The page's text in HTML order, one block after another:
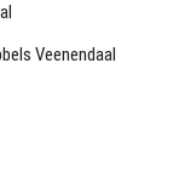
Veenendaal